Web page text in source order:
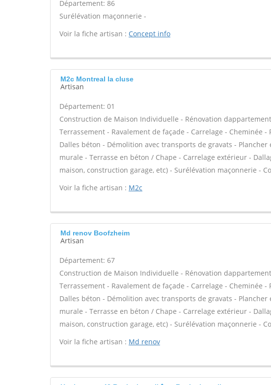
Département: 86
Surélévation maçonnerie -
Voir la fiche artisan : Concept info
M2c Montreal la cluse
Artisan
Département: 01
Construction de Maison Individuelle - Rénovation
Terrassement - Ravalement de façade - Carrelage - Cheminée
Dalles béton - Démolition avec transports de gravats -
murale - Terrasse en béton / Chape - Carrelage extérieur -
maison, construction garage, etc) - Surélévation maçonnerie -
Voir la fiche artisan : M2c
Md renov Boofzheim
Artisan
Département: 67
Construction de Maison Individuelle - Rénovation
Terrassement - Ravalement de façade - Carrelage - Cheminée
Dalles béton - Démolition avec transports de gravats -
murale - Terrasse en béton / Chape - Carrelage extérieur -
maison, construction garage, etc) - Surélévation maçonnerie -
Voir la fiche artisan : Md renov